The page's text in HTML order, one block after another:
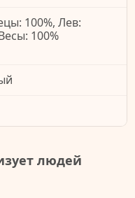
100%, Лев:
100%
людей